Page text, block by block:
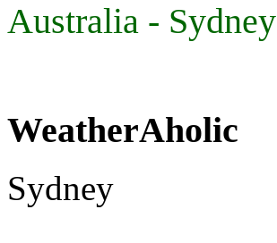
Australia - Sydney
WeatherAholic
Sydney